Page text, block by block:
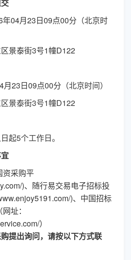
年04月23日09点00分（北京时
景泰街3号1幢D122
4月23日09点00分（北京时间）
景泰街3号1幢D122
起5个工作日。
资采购平
)、随行易交易电子招标投
)、中国招标
址：
）
提出询问，请按以下方式联